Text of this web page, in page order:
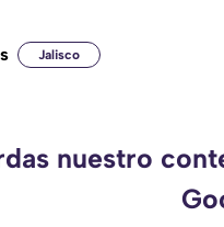
Jalisco
nuestro